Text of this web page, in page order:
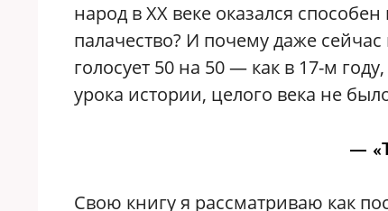
народ в ХХ веке оказался
палачество? И почему даже
голосует 50 на 50 — как в 17-м
урока истории, целого века не
—
Свою книгу я рассматриваю как